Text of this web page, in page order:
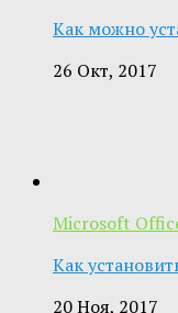
Как можно
26 Окт, 2017
Microsoft
Как
20 Ноя, 2017